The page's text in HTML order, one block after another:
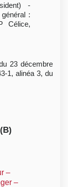
-
:
Célice,
23 décembre
1, alinéa 3, du
–
–